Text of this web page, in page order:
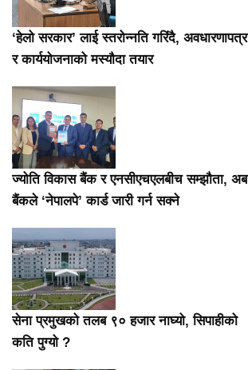
‘हेलो सरकार’ लाई स्तरोन्नति गरिंदै, अवधारणापत्र
र कार्ययोजनाको मस्यौदा तयार
ज्योति विकास बैंक र एनसीएचएलबीच सम्झौता, अब
बैंकले ‘नेपालपे’ कार्ड जारी गर्न सक्ने
सेना प्रमुखको तलब ९० हजार नाघ्यो, सिपाहीको
कति पुग्यो ?